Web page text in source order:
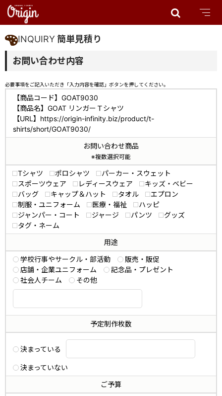
INQUIRY簡単見積り
お問い合わせ内容
必要事項をご記入いただき「入力内容を確認」ボタンを押してください。
【商品コード】GOAT9030
【商品名】GOAT リンガーＴシャツ
【URL】https://origin-infinity.biz/product/t-
shirts/short/GOAT9030/
お問い合わせ商品
※複数選択可能
Tシャツ ポロシャツ
パーカー・スウェット
スポーツウェア
レディースウェア
キッズ・ベビー
バッグ
キャップ＆ハット タオル
エプロン
制服・ユニフォーム
医療・福祉
ハッピ
ジャンパー・コート
ジャージ パンツ
グッズ
タグ・ネーム
用途
学校行事やサークル・部活動
販売・販促
店舗・企業ユニフォーム
記念品・プレゼント
社会人チーム
その他
予定制作枚数
決まっている
決まっていない
ご予算